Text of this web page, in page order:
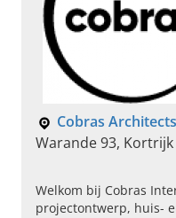
Cobras Architects
Warande 93, Kortrijk
Welkom bij Cobras
projectontwerp, huis-